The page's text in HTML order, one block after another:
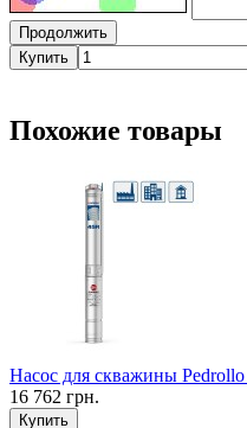
Продолжить
Купить
Похожие товары
Насос для скважины Pedrollo
16 762 грн.
Купить